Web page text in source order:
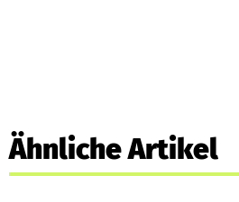
Ähnliche Artikel